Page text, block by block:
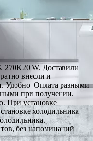
270K20 W. Доставили
внесли и
Удобно. Оплата разными
при получении.
При установке
холодильника
без напоминаний